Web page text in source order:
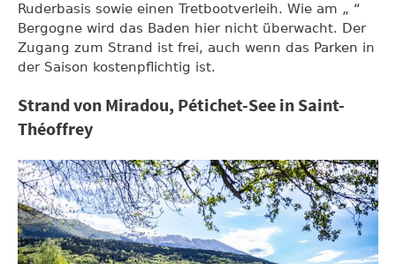
Ruderbasis sowie einen Tretbootverleih. Wie am „ “
Bergogne wird das Baden hier nicht überwacht. Der
Zugang zum Strand ist frei, auch wenn das Parken in
der Saison kostenpflichtig ist.
Strand von Miradou, Pétichet-See in Saint-
Théoffrey